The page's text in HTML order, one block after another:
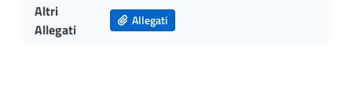
Altri
Allegati
Allegati